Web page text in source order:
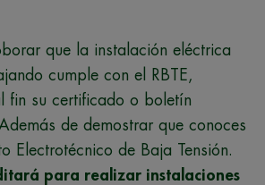
que la instalación eléctrica
cumple con el RBTE,
fin su certificado o boletín
de demostrar que conoces
Electrotécnico de Baja Tensión.
para realizar instalaciones